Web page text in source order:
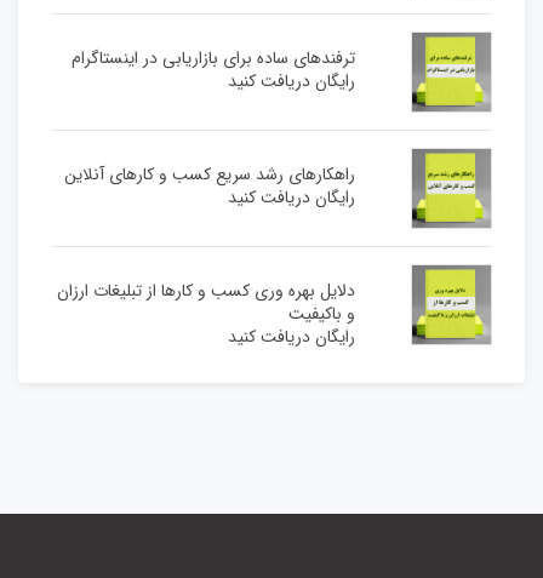
ترفندهای ساده برای بازاریابی در اینستاگرام
رایگان دریافت کنید
راهکارهای رشد سریع کسب و کارهای آنلاین
رایگان دریافت کنید
دلایل بهره وری کسب و کارها از تبلیغات ارزان
و باکیفیت
رایگان دریافت کنید